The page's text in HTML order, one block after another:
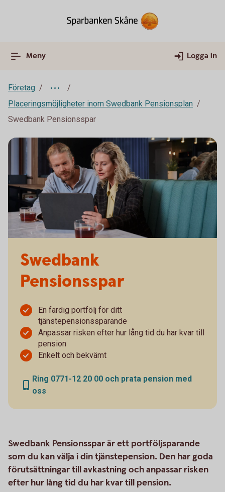
Meny Logga in
Företag
Placeringsmöjligheter inom Swedbank Pensionsplan
Swedbank Pensionsspar
Swedbank
Pensionsspar
En färdig portfölj för ditt
tjänstepensionssparande
Anpassar risken efter hur lång tid du har kvar till
pension
Enkelt och bekvämt
Ring 0771-12 20 00 och prata pension med
oss
Swedbank Pensionsspar är ett portföljsparande
som du kan välja i din tjänstepension. Den har goda
förutsättningar till avkastning och anpassar risken
efter hur lång tid du har kvar till pension.